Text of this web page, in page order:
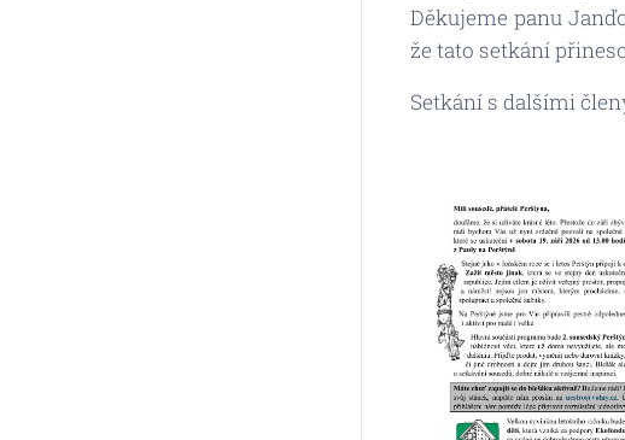
Děkujeme panu
že tato setkání
Setkání s dalšími